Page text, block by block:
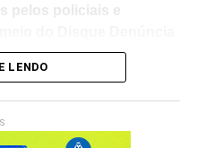
pelos policiais e
para a elucidação
Poder Judiciário o pedido
LENDO